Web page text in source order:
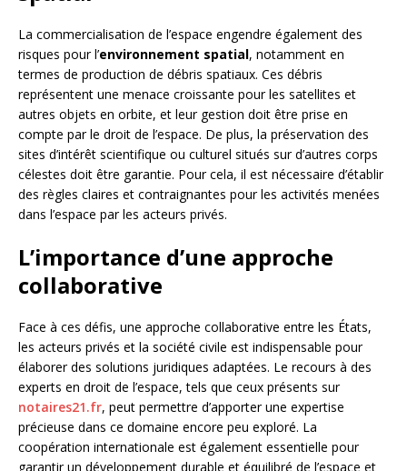
La commercialisation de l’espace engendre également des
risques pour l’environnement spatial, notamment en
termes de production de débris spatiaux. Ces débris
représentent une menace croissante pour les satellites et
autres objets en orbite, et leur gestion doit être prise en
compte par le droit de l’espace. De plus, la préservation des
sites d’intérêt scientifique ou culturel situés sur d’autres corps
célestes doit être garantie. Pour cela, il est nécessaire d’établir
des règles claires et contraignantes pour les activités menées
dans l’espace par les acteurs privés.
L’importance d’une approche
collaborative
Face à ces défis, une approche collaborative entre les États,
les acteurs privés et la société civile est indispensable pour
élaborer des solutions juridiques adaptées. Le recours à des
experts en droit de l’espace, tels que ceux présents sur
notaires21.fr, peut permettre d’apporter une expertise
précieuse dans ce domaine encore peu exploré. La
coopération internationale est également essentielle pour
garantir un développement durable et équilibré de l’espace et